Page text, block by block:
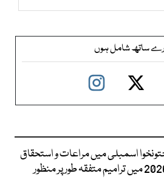
ساتھ شامل ہوں
اسمبلی میں مراعات و استحقاق